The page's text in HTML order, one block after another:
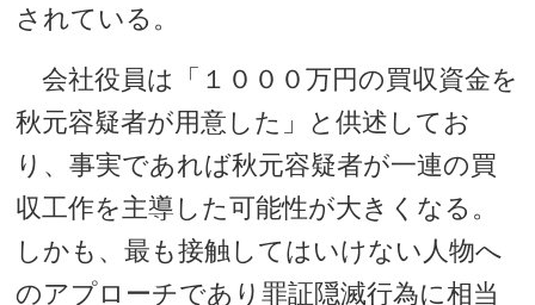
されている。
会社役員は「１０００万円の買収資金を
秋元容疑者が用意した」と供述してお
り、事実であれば秋元容疑者が一連の買
収工作を主導した可能性が大きくなる。
しかも、最も接触してはいけない人物へ
のアプローチであり罪証隠滅行為に相当